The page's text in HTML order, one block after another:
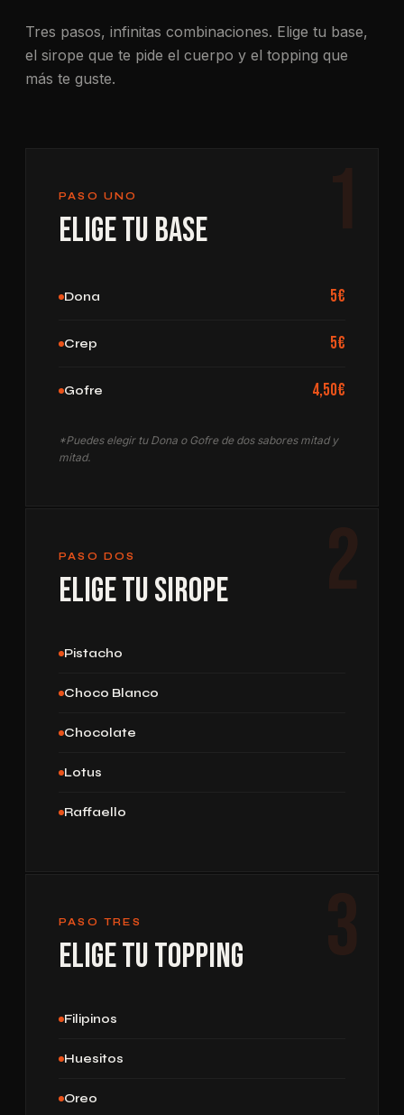
Tres pasos, infinitas combinaciones. Elige tu base,
el sirope que te pide el cuerpo y el topping que
más te guste.
PASO UNO
Elige tu Base
Dona 5€
Crep 5€
Gofre 4,50€
*Puedes elegir tu Dona o Gofre de dos sabores mitad y
mitad.
PASO DOS
Elige tu Sirope
Pistacho
Choco Blanco
Chocolate
Lotus
Raffaello
PASO TRES
Elige tu Topping
Filipinos
Huesitos
Oreo